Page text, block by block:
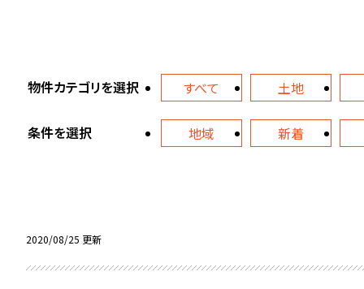
物件カテゴリを選択 すべて 土地
条件を選択 地域 新着
2020/08/25 更新